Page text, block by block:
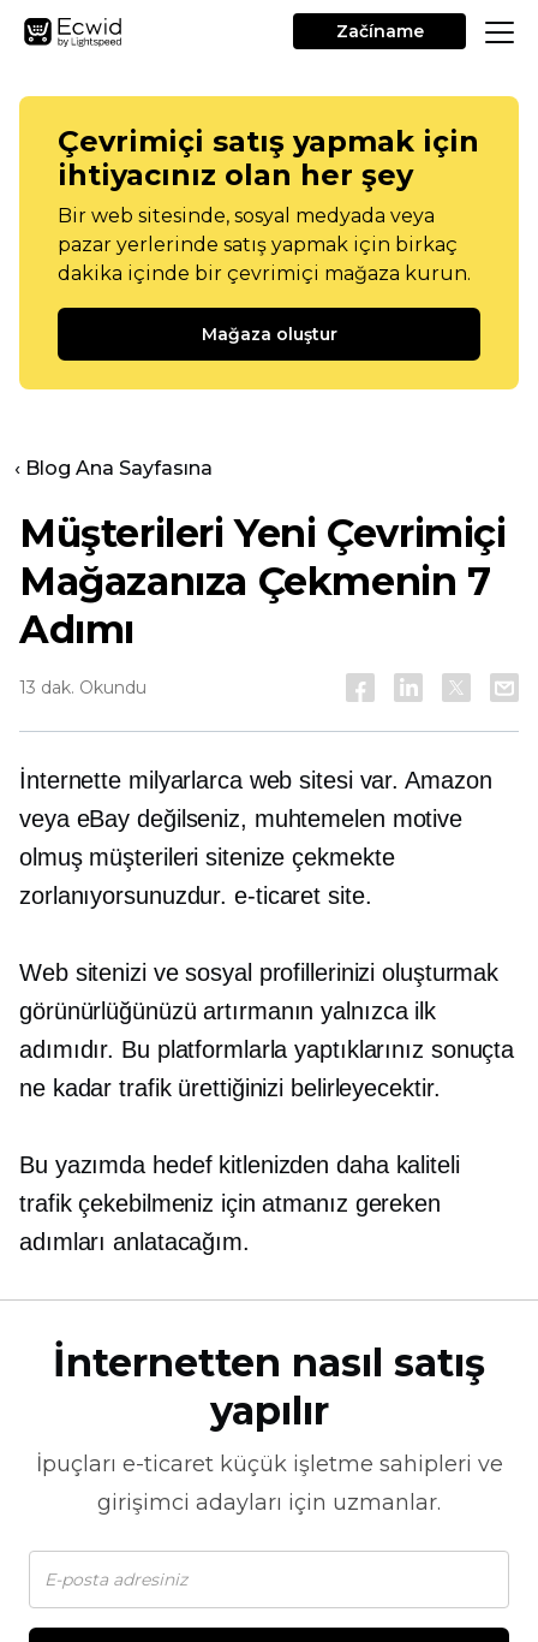
Začíname
Çevrimiçi satış yapmak için
ihtiyacınız olan her şey
Bir web sitesinde, sosyal medyada veya
pazar yerlerinde satış yapmak için birkaç
dakika içinde bir çevrimiçi mağaza kurun.
Mağaza oluştur
‹ Blog Ana Sayfasına
Müşterileri Yeni Çevrimiçi
Mağazanıza Çekmenin 7
Adımı
13 dak. Okundu
İnternette milyarlarca web sitesi var. Amazon
veya eBay değilseniz, muhtemelen motive
olmuş müşterileri sitenize çekmekte
zorlanıyorsunuzdur. e-ticaret site.
Web sitenizi ve sosyal profillerinizi oluşturmak
görünürlüğünüzü artırmanın yalnızca ilk
adımıdır. Bu platformlarla yaptıklarınız sonuçta
ne kadar trafik ürettiğinizi belirleyecektir.
Bu yazımda hedef kitlenizden daha kaliteli
trafik çekebilmeniz için atmanız gereken
adımları anlatacağım.
İnternetten nasıl satış
yapılır
İpuçları e-ticaretküçük işletme sahipleri ve
girişimci adayları için uzmanlar.